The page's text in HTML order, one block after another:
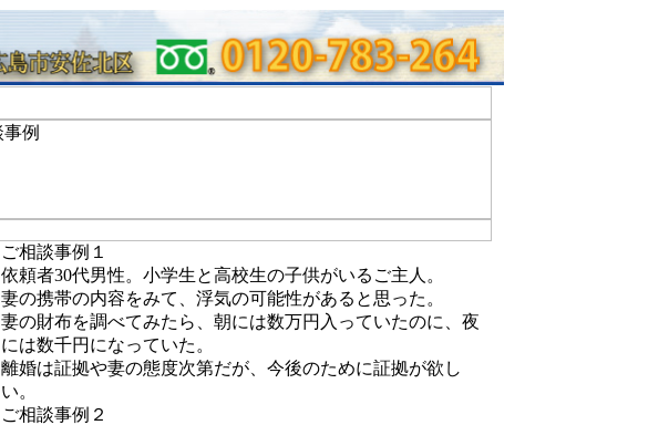
ご相談事例１
依頼者30代男性。小学生と高校生の子供がいるご主人。
妻の携帯の内容をみて、浮気の可能性があると思った。
妻の財布を調べてみたら、朝には数万円入っていたのに、夜
には数千円になっていた。
離婚は証拠や妻の態度次第だが、今後のために証拠が欲し
い。
ご相談事例２